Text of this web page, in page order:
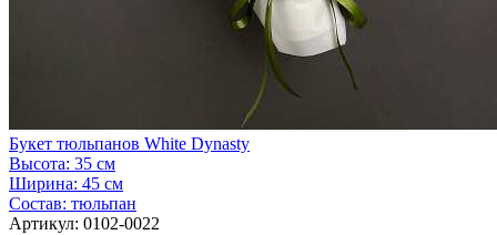
Букет тюльпанов White Dynasty
Высота: 35 см
Ширина: 45 см
Состав: тюльпан
Артикул: 0102-0022